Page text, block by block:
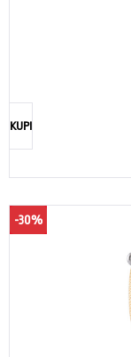
KUPI
-30%